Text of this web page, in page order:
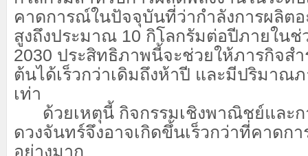
คาดการณ์ในปัจจุบันที่ว่ากำลังการผลิตอ
สูงถึงประมาณ 10 กิโลกรัมต่อปีภายในช่
2030 ประสิทธิภาพนี้จะช่วยให้ภารกิจสำ
ต้นได้เร็วกว่าเดิมถึงห้าปี และมีปริมาณ
เท่า
ด้วยเหตุนี้ กิจกรรมเชิงพาณิชย์และก
ดวงจันทร์จึงอาจเกิดขึ้นเร็วกว่าที่คาดก
อย่างมาก